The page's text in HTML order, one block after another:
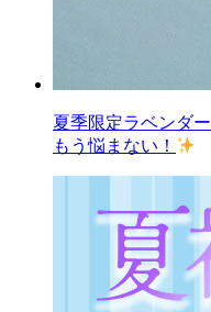
夏季限定ラベンダー
もう悩まない！